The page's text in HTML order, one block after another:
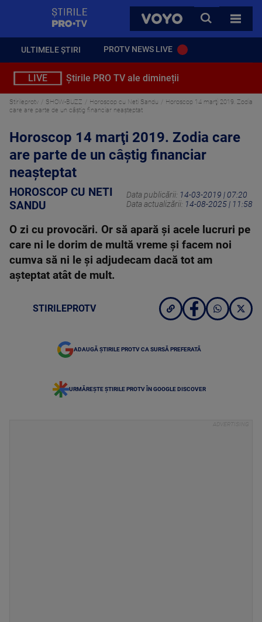
VOYO
CAUTA
TOATE
ULTIMELE ȘTIRI PROTV NEWS LIVE
LIVE Știrile PRO TV ale dimineții
Stirileprotv SHOW-BUZZ Horoscop cu Neti Sandu
Horoscop 14 marţi 2019. Zodia
care are parte de un câştig financiar neaşteptat
Horoscop 14 marţi 2019. Zodia care
are parte de un câştig financiar
neaşteptat
HOROSCOP CU NETI
SANDU
Data publicării: 14-03-2019 | 07:20
Data actualizării: 14-08-2025 | 11:58
O zi cu provocări. Or să apară şi acele lucruri pe
care ni le dorim de multă vreme şi facem noi
cumva să ni le şi adjudecam dacă tot am
aşteptat atât de mult.
STIRILEPROTV
ADAUGĂ ȘTIRILE PROTV CA SURSĂ PREFERATĂ
URMĂREȘTE ȘTIRILE PROTV ÎN GOOGLE DISCOVER